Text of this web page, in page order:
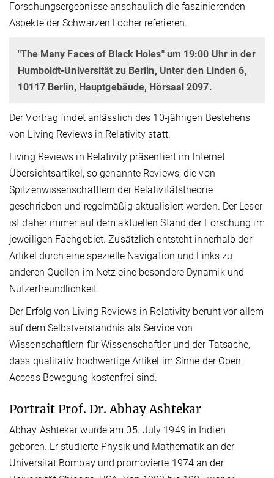
Forschungsergebnisse anschaulich die faszinierenden
Aspekte der Schwarzen Löcher referieren.
"The Many Faces of Black Holes" um 19:00 Uhr in der
Humboldt-Universität zu Berlin, Unter den Linden 6,
10117 Berlin, Hauptgebäude, Hörsaal 2097.
Der Vortrag findet anlässlich des 10-jährigen Bestehens
von Living Reviews in Relativity statt.
Living Reviews in Relativity präsentiert im Internet
Übersichtsartikel, so genannte Reviews, die von
Spitzenwissenschaftlern der Relativitätstheorie
geschrieben und regelmäßig aktualisiert werden. Der Leser
ist daher immer auf dem aktuellen Stand der Forschung im
jeweiligen Fachgebiet. Zusätzlich entsteht innerhalb der
Artikel durch eine spezielle Navigation und Links zu
anderen Quellen im Netz eine besondere Dynamik und
Nutzerfreundlichkeit.
Der Erfolg von Living Reviews in Relativity beruht vor allem
auf dem Selbstverständnis als Service von
Wissenschaftlern für Wissenschaftler und der Tatsache,
dass qualitativ hochwertige Artikel im Sinne der Open
Access Bewegung kostenfrei sind.
Portrait Prof. Dr. Abhay Ashtekar
Abhay Ashtekar wurde am 05. July 1949 in Indien
geboren. Er studierte Physik und Mathematik an der
Universität Bombay und promovierte 1974 an der